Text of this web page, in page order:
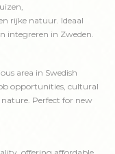
rijke natuur. Ideaal
integreren in Zweden.
area in Swedish
opportunities, cultural
Perfect for new